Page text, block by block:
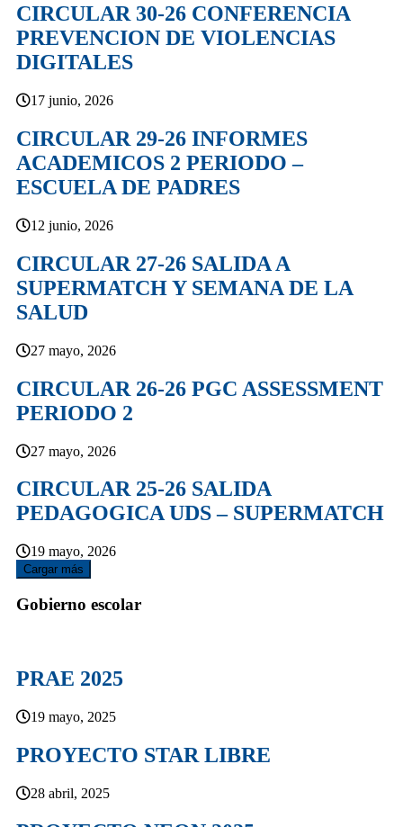
CIRCULAR 30-26 CONFERENCIA
PREVENCION DE VIOLENCIAS
DIGITALES
17 junio, 2026
CIRCULAR 29-26 INFORMES
ACADEMICOS 2 PERIODO –
ESCUELA DE PADRES
12 junio, 2026
CIRCULAR 27-26 SALIDA A
SUPERMATCH Y SEMANA DE LA
SALUD
27 mayo, 2026
CIRCULAR 26-26 PGC ASSESSMENT
PERIODO 2
27 mayo, 2026
CIRCULAR 25-26 SALIDA
PEDAGOGICA UDS – SUPERMATCH
19 mayo, 2026
Cargar más
Gobierno escolar
PRAE 2025
19 mayo, 2025
PROYECTO STAR LIBRE
28 abril, 2025